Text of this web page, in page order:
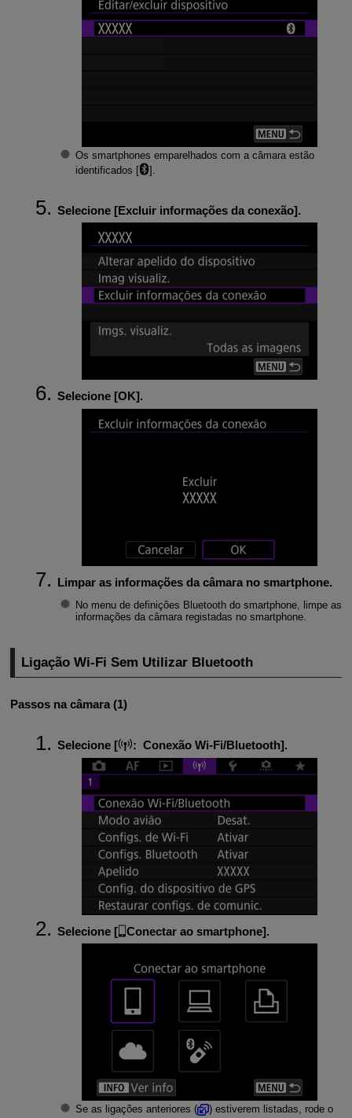
Os smartphones emparelhados com a câmara estão
identificados [
].
Selecione [Excluir informações da conexão].
Selecione [OK].
Limpar as informações da câmara no smartphone.
No menu de definições Bluetooth do smartphone, limpe as
informações da câmara registadas no smartphone.
LigaçãoWi-Fi Sem Utilizar Bluetooth
Passos na câmara (1)
Selecione [ : Conexão Wi-Fi/Bluetooth].
Selecione [ Conectar ao smartphone].
Se as ligações anteriores (
) estiverem listadas, rode o